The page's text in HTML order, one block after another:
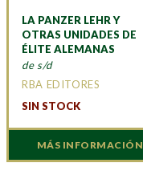
LA PANZER LEHR Y
OTRAS UNIDADES DE
ÉLITE ALEMANAS
de s/d
RBA EDITORES
SIN STOCK
MÁS INFORMACIÓN